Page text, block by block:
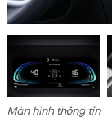
Màn hình thông tin